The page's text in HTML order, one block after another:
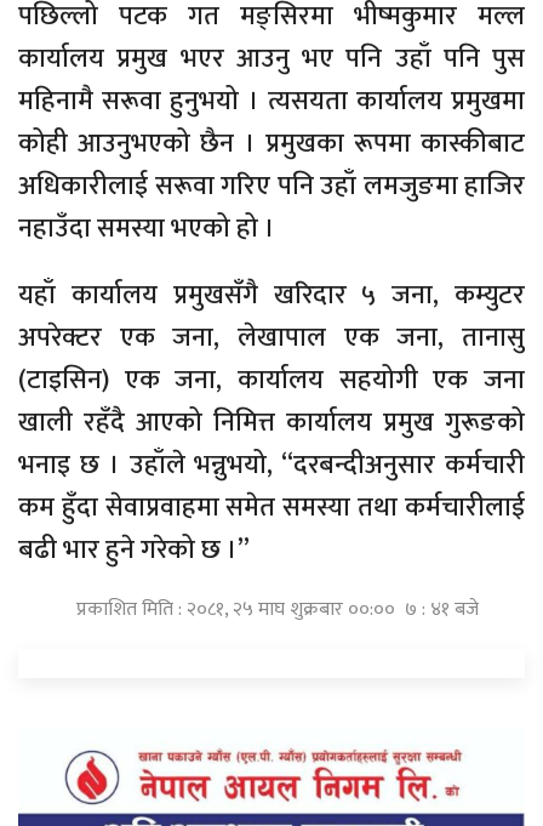
पछिल्लो पटक गत मङ्सिरमा भीष्मकुमार मल्ल
कार्यालय प्रमुख भएर आउनु भए पनि उहाँ पनि पुस
महिनामै सरूवा हुनुभयो । त्यसयता कार्यालय प्रमुखमा
कोही आउनुभएको छैन । प्रमुखका रूपमा कास्कीबाट
अधिकारीलाई सरूवा गरिए पनि उहाँ लमजुङमा हाजिर
नहाउँदा समस्या भएको हो ।
यहाँ कार्यालय प्रमुखसँगै खरिदार ५ जना, कम्युटर
अपरेक्टर एक जना, लेखापाल एक जना, तानासु
(टाइसिन) एक जना, कार्यालय सहयोगी एक जना
खाली रहँदै आएको निमित्त कार्यालय प्रमुख गुरूङको
भनाइ छ । उहाँले भन्नुभयो, “दरबन्दीअनुसार कर्मचारी
कम हुँदा सेवाप्रवाहमा समेत समस्या तथा कर्मचारीलाई
बढी भार हुने गरेको छ ।”
प्रकाशित मिति : २०८१, २५ माघ शुक्रबार ००:०० ७ : ४१ बजे